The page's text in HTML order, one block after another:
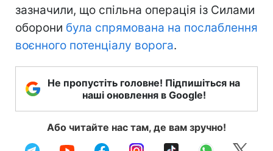
зазначили, що спільна операція із Силами
оборони була спрямована на послаблення
воєнного потенціалу ворога.
Не пропустіть головне! Підпишіться на
наші оновлення в Google!
Або читайте нас там, де вам зручно!